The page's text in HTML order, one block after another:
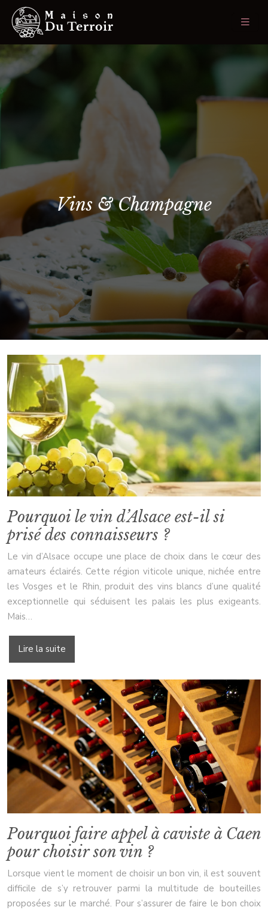
Vins & Champagne
Pourquoi le vin d’Alsace est-il si
prisé des connaisseurs ?
Le vin d’Alsace occupe une place de choix dans le cœur des
amateurs éclairés. Cette région viticole unique, nichée entre
les Vosges et le Rhin, produit des vins blancs d’une qualité
exceptionnelle qui séduisent les palais les plus exigeants.
Mais…
Lire la suite
Pourquoi faire appel à caviste à Caen
pour choisir son vin ?
Lorsque vient le moment de choisir un bon vin, il est souvent
difficile de s’y retrouver parmi la multitude de bouteilles
proposées sur le marché. Pour s’assurer de faire le bon choix